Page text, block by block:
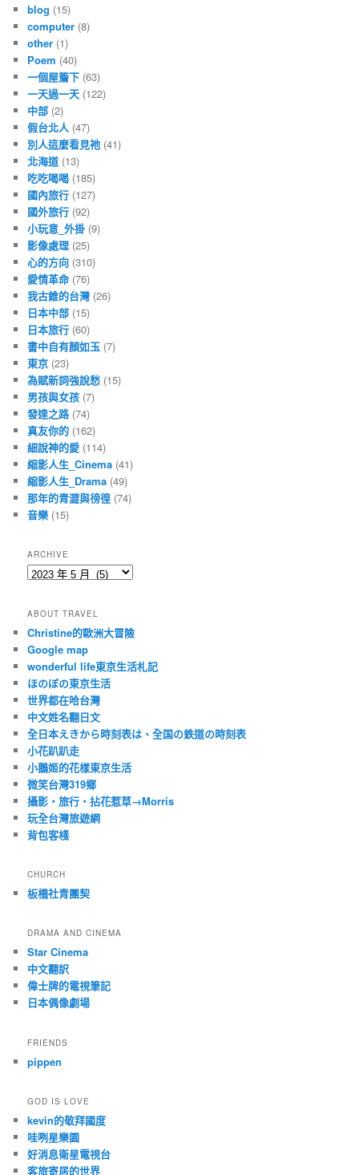
blog (15)
computer (8)
other (1)
Poem (40)
一個屋簷下 (63)
一天過一天 (122)
中部 (2)
假台北人 (47)
別人這麼看見祂 (41)
北海道 (13)
吃吃喝喝 (185)
國內旅行 (127)
國外旅行 (92)
小玩意_外掛 (9)
影像處理 (25)
心的方向 (310)
愛情革命 (76)
我古錐的台灣 (26)
日本中部 (15)
日本旅行 (60)
書中自有顏如玉 (7)
東京 (23)
為賦新詞強說愁 (15)
男孩與女孩 (7)
發達之路(74)
真友你的 (162)
細說神的愛 (114)
縮影人生_Cinema (41)
縮影人生_Drama (49)
那年的青澀與徬徨 (74)
音樂 (15)
ARCHIVE
Archive
ABOUT TRAVEL
Christine的歐洲大冒險
Google map
wonderful life東京生活札記
ほのぼの東京生活
世界都在哈台灣
中文姓名翻日文
全日本えきから時刻表は、全国の鉄道の時刻表
小花趴趴走
小鵝姬的花樣東京生活
微笑台灣319鄉
攝影‧旅行‧拈花惹草→Morris
玩全台灣旅遊網
背包客棧
CHURCH
板橋社青團契
DRAMA AND CINEMA
Star Cinema
中文翻訳
偉士牌的電視筆記
日本偶像劇場
FRIENDS
pippen
GOD IS LOVE
kevin的敬拜國度
哇咧星樂園
好消息衛星電視台
客旅寄居的世界